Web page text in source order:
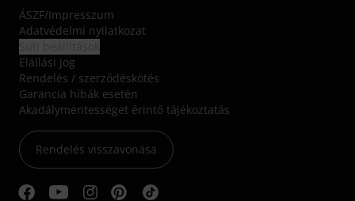
ÁSZF/Impresszum
Adatvédelmi nyilatkozat
Elállási jog
Rendelés / szerződéskötés
Garancia hibák esetén
Akadálymentességet érintő tájékoztatás
Rendelés visszavonása